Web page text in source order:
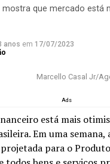
mostra que mercado está
anos em 17/07/2023
Marcello Casal Jr/
Ads
está mais
Em uma semana,
para o